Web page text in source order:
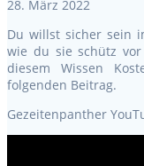
28. März 2022
Du willst sicher sein
wie du sie schütz vor
diesem Wissen
folgenden Beitrag.
Gezeitenpanther